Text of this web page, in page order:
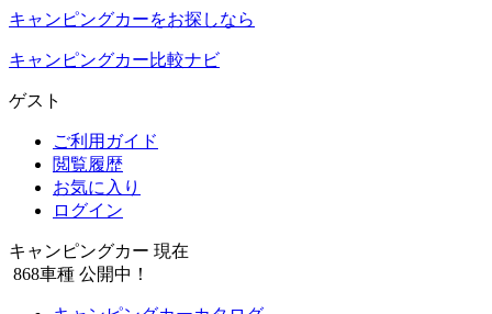
キャンピングカーをお探しなら
キャンピングカー比較ナビ
ゲスト
ご利用ガイド
閲覧履歴
お気に入り
ログイン
キャンピングカー 現在
868車種 公開中！